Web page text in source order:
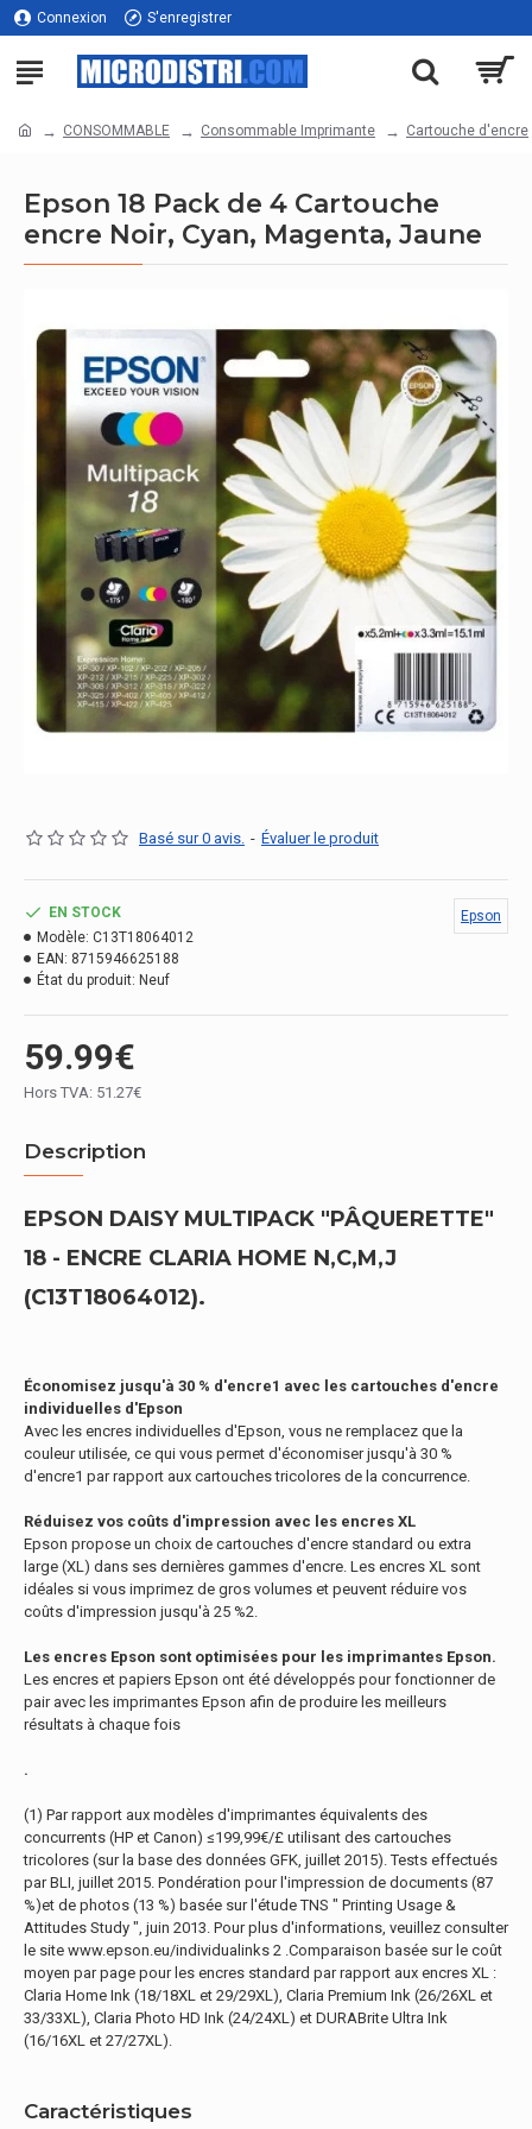
Connexion S'enregistrer
CONSOMMABLE Consommable Imprimante Cartouche d'encre
Epson 18 Pack de 4 Cartouche
encre Noir, Cyan, Magenta, Jaune
Basé sur 0 avis. - Évaluer le produit
59.99€
Hors TVA: 51.27€
EN STOCK
Modèle: C13T18064012
EAN: 8715946625188
État du produit: Neuf
Epson
Description
EPSON DAISY MULTIPACK "PÂQUERETTE"
18 - ENCRE CLARIA HOME N,C,M,J
(C13T18064012).
Économisez jusqu'à 30 % d'encre1 avec les cartouches d'encre
individuelles d'Epson
Avec les encres individuelles d'Epson, vous ne remplacez que la
couleur utilisée, ce qui vous permet d'économiser jusqu'à 30 %
d'encre1 par rapport aux cartouches tricolores de la concurrence.
Réduisez vos coûts d'impression avec les encres XL
Epson propose un choix de cartouches d'encre standard ou extra
large (XL) dans ses dernières gammes d'encre. Les encres XL sont
idéales si vous imprimez de gros volumes et peuvent réduire vos
coûts d'impression jusqu'à 25 %2.
Les encres Epson sont optimisées pour les imprimantes Epson.
Les encres et papiers Epson ont été développés pour fonctionner de
pair avec les imprimantes Epson afin de produire les meilleurs
résultats à chaque fois
.
(1) Par rapport aux modèles d'imprimantes équivalents des
concurrents (HP et Canon) ≤199,99€/£ utilisant des cartouches
tricolores (sur la base des données GFK, juillet 2015). Tests effectués
par BLI, juillet 2015. Pondération pour l'impression de documents (87
%)et de photos (13 %) basée sur l'étude TNS " Printing Usage &
Attitudes Study ", juin 2013. Pour plus d'informations, veuillez consulter
le site www.epson.eu/individualinks 2 .Comparaison basée sur le coût
moyen par page pour les encres standard par rapport aux encres XL :
Claria Home Ink (18/18XL et 29/29XL), Claria Premium Ink (26/26XL et
33/33XL), Claria Photo HD Ink (24/24XL) et DURABrite Ultra Ink
(16/16XL et 27/27XL).
Caractéristiques